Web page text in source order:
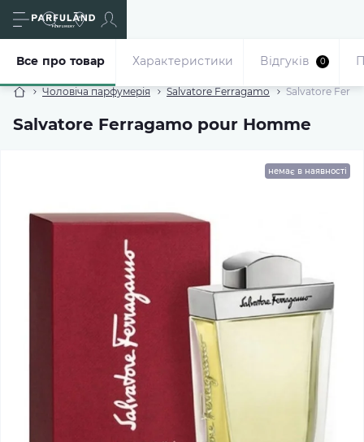
Чоловіча парфумерія Salvatore Ferragamo Salvatore
Salvatore Ferragamo pour Homme
Все про товар Характеристики Відгуків 0
немає в наявності